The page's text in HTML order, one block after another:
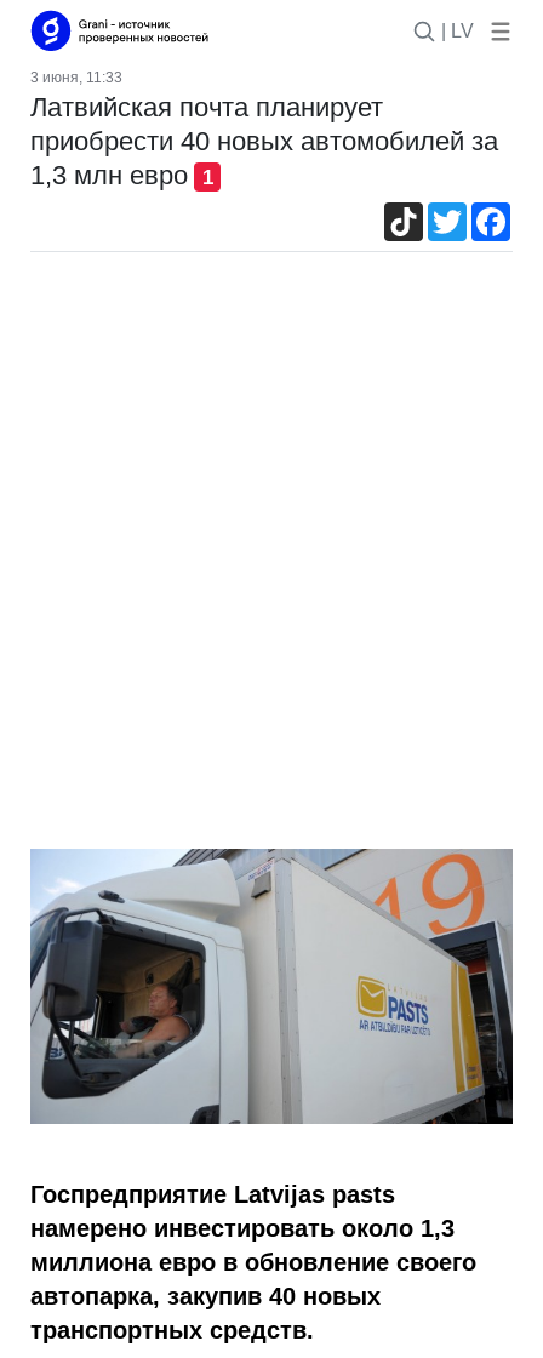
| LV
3 июня, 11:33
Латвийская почта планирует
приобрести 40 новых автомобилей за
1,3 млн евро
1
TikTokTwitter
Госпредприятие Latvijas pasts
намерено инвестировать около 1,3
миллиона евро в обновление своего
автопарка, закупив 40 новых
транспортных средств.